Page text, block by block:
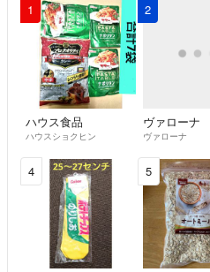
1
ハウス食品
ハウスショクヒン
2
ヴァローナ
ヴァローナ
4 5